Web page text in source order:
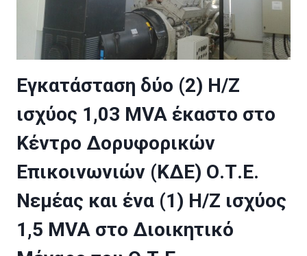
Εγκατάσταση δύο (2) Η/Ζ
ισχύος 1,03 MVA έκαστο στο
Κέντρο Δορυφορικών
Επικοινωνιών (ΚΔΕ) Ο.Τ.Ε.
Νεμέας και ένα (1) Η/Ζ ισχύος
1,5 MVA στο Διοικητικό